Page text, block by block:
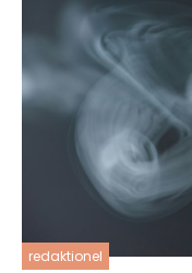
redaktionel